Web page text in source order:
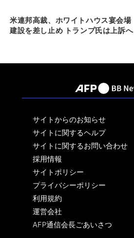
米連邦高裁、ホワイトハウス宴会場
建設を差し止め トランプ氏は上訴へ
サイトからのお知らせ
サイトに関するヘルプ
サイトに関するお問い合わせ
採用情報
サイトポリシー
プライバシーポリシー
利用規約
運営会社
AFP通信会長ごあいさつ